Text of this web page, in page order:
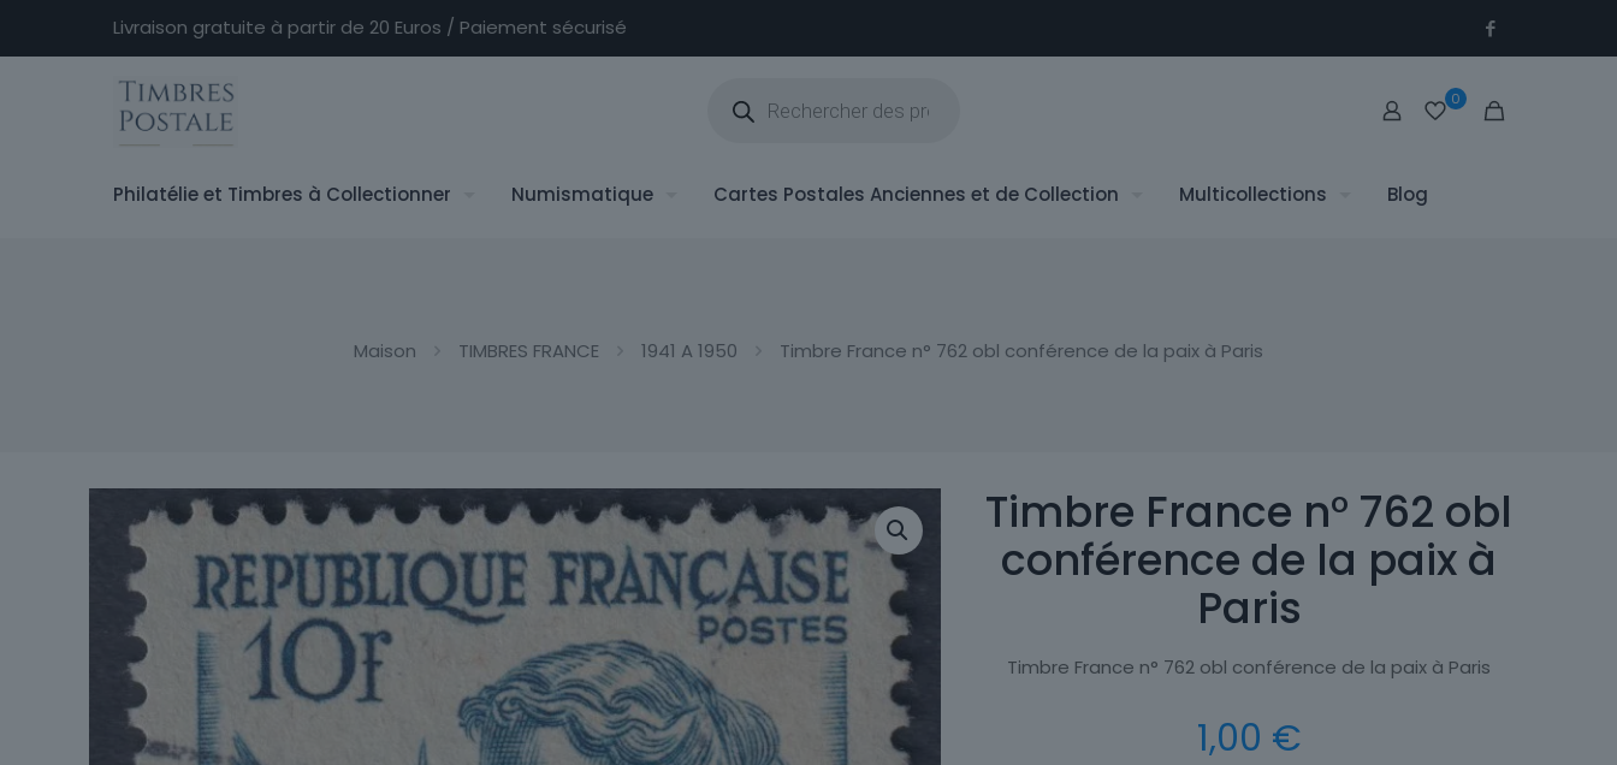
Livraison gratuite à partir de 20 Euros / Paiement sécurisé
produits
0
Philatélie et Timbres à Collectionner Numismatique Cartes Postales Anciennes et de Collection Multicollections Blog
Maison TIMBRES FRANCE 1941 A 1950 Timbre France n° 762 obl conférence de la paix à Paris
Timbre France n° 762 obl
conférence de la paix à
Paris
Timbre France n° 762 obl conférence de la paix à Paris
1,00 €